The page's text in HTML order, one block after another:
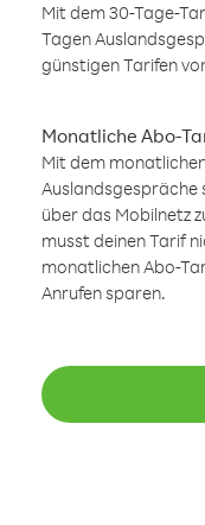
Mit dem 30-Tage-
Tagen
günstigen Tarifen
Monatliche Abo-
Mit dem
Auslandsgespräche
über das Mobilnetz
musst deinen Tarif
monatlichen Abo-
Anrufen sparen.